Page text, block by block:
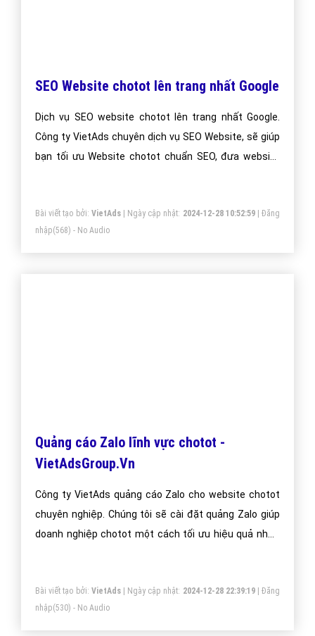
SEO Website chotot lên trang nhất Google
Dịch vụ SEO website chotot lên trang nhất Google.
Công ty VietAds chuyên dịch vụ SEO Website, sẽ giúp
bạn tối ưu Website chotot chuẩn SEO, đưa website
Bài viết tạo bởi: VietAds| Ngày cập nhật: 2024-12-28 10:52:59|Đăng
nhập(568) - No Audio
Quảng cáo Zalo lĩnh vực chotot -
VietAdsGroup.Vn
Công ty VietAds quảng cáo Zalo cho website chotot
chuyên nghiệp. Chúng tôi sẽ cài đặt quảng Zalo giúp
doanh nghiệp chotot một cách tối ưu hiệu quả nhất.
Bài viết tạo bởi: VietAds| Ngày cập nhật: 2024-12-28 22:39:19|Đăng
nhập(530) - No Audio